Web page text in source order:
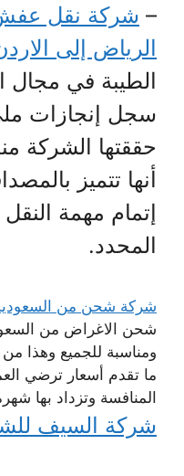
– شركة نقل
الرياض إلى
الطيبة في مجال
سجل إنجازات
حققتها الشركة
أنها تتميز
إتمام مهمة
المحدد.
شركة شحن من السعودية
شحن الاغراض من
ومناسبة للجميع وهذا
ما تقدم أسعار ترضي
المنافسة وتزداد بها
شركة السيف